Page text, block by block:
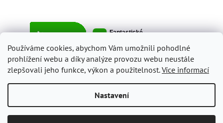
Používáme cookies, abychom Vám umožnili pohodlné
prohlížení webu a díky analýze provozu webu neustále
zlepšovali jeho funkce, výkon a použitelnost.Více informací
Nastavení
Copyright 2026ItalyShop.cz. Všechna práva vyhrazena.Upravit